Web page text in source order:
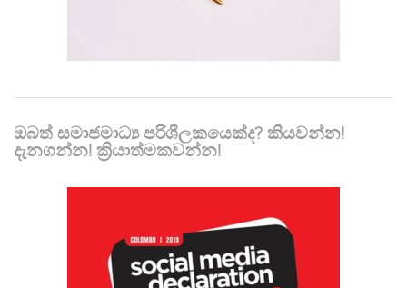
ඔබත් සමාජමාධ්‍ය පරිශීලකයෙක්ද? කියවන්න!
දැනගන්න! ක්‍රියාත්මකවන්න!